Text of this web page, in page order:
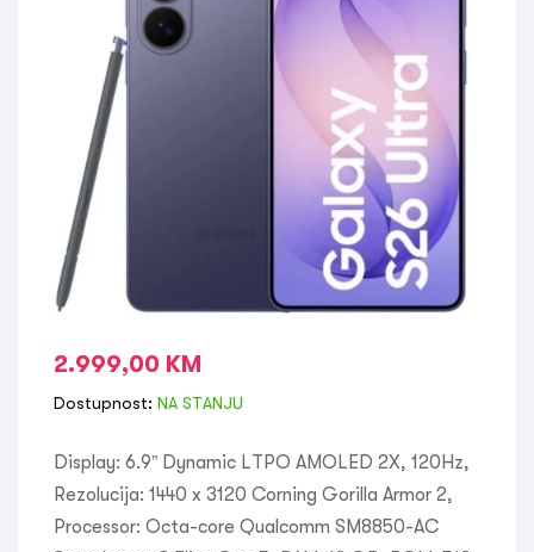
2.999,00 KM
Dostupnost: NA STANJU
Display: 6.9” Dynamic LTPO AMOLED 2X, 120Hz,
Rezolucija: 1440 x 3120 Corning Gorilla Armor 2,
Processor: Octa-core Qualcomm SM8850-AC